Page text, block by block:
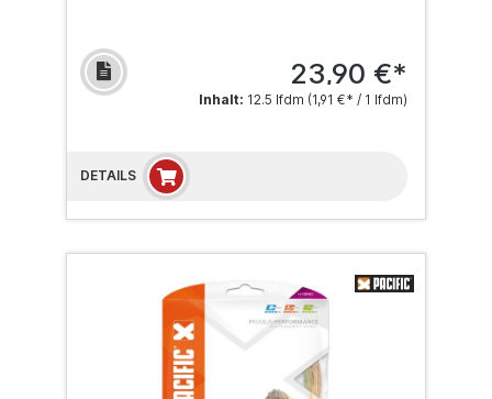
23,90 €*
Inhalt: 12.5 lfdm (1,91 €* / 1 lfdm)
DETAILS